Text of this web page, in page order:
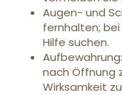
Augen- und
fernhalten;
Hilfe suchen.
nach Öffnung
Wirksamkeit